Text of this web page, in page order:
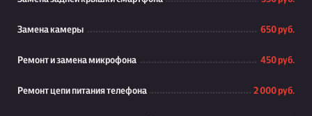
Замена камеры 650 руб.
Ремонт и замена микрофона 450 руб.
Ремонт цепи питания телефона 2 000 руб.